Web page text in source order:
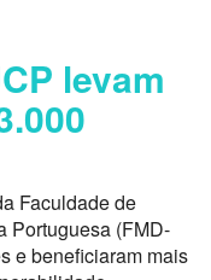
levam
Faculdade de
Portuguesa (FMD-
e beneficiaram mais